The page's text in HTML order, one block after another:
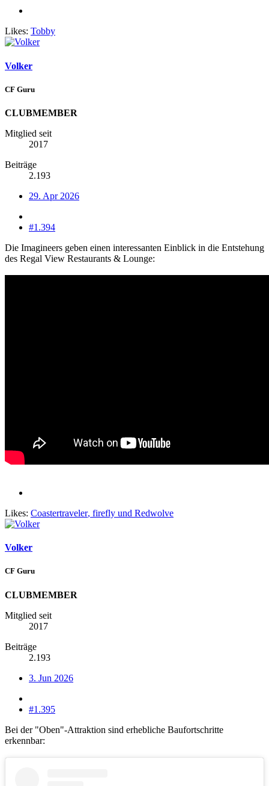
Likes: Tobby
Volker
CF Guru
CLUBMEMBER
Mitglied seit
2017
Beiträge
2.193
29. Apr 2026
#1.394
Die Imagineers geben einen interessanten Einblick in die Entstehung
des Regal View Restaurants & Lounge:
Likes: Coastertraveler, firefly und Redwolve
Volker
CF Guru
CLUBMEMBER
Mitglied seit
2017
Beiträge
2.193
3. Jun 2026
#1.395
Bei der "Oben"-Attraktion sind erhebliche Baufortschritte
erkennbar: